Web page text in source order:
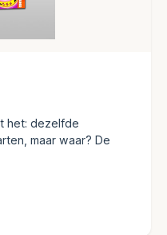
het: dezelfde
maar waar? De